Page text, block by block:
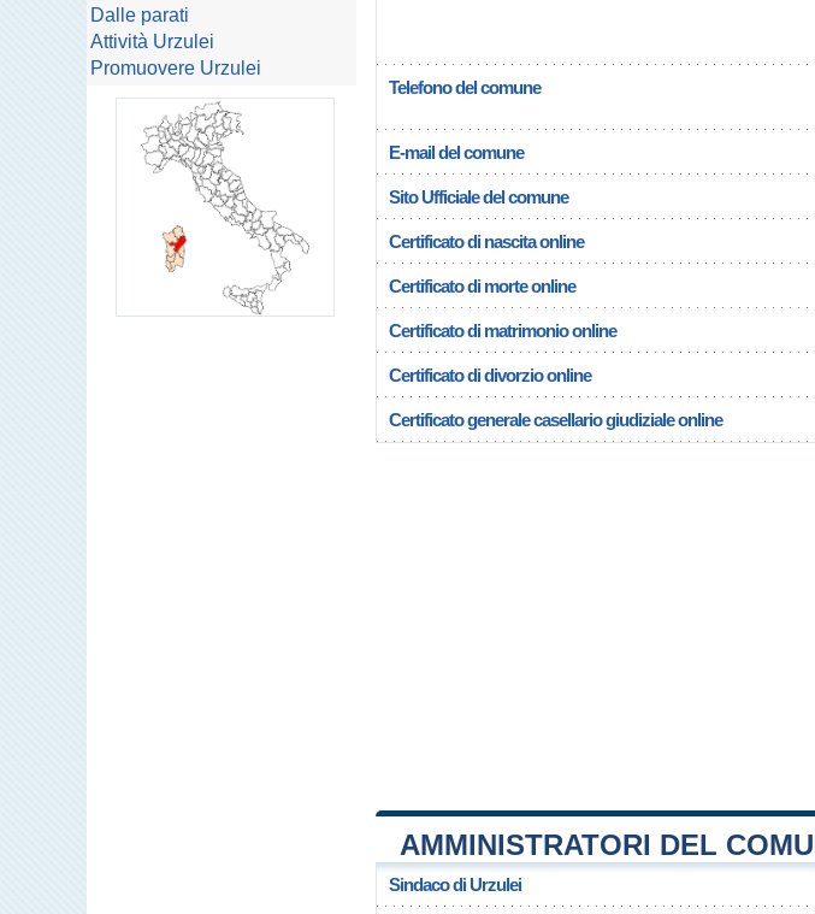
Telefono del comune
E-mail del comune
Sito Ufficiale del comune
Certificato di nascita online
Certificato di morte online
Certificato di matrimonio online
Certificato di divorzio online
Certificato generale casellario giudiziale online
AMMINISTRATORI DEL
Sindaco di Urzulei
Dalle parati
Attività Urzulei
Promuovere Urzulei